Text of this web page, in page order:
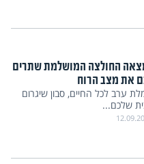
החולצה המושלמת שתרים
את מצב הרוח
ערב לכל החיים, סבון שיגרום
שלכם...